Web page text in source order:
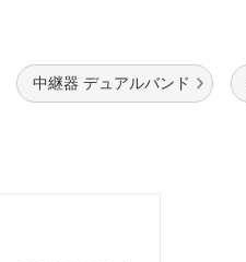
中継器 デュアルバンド